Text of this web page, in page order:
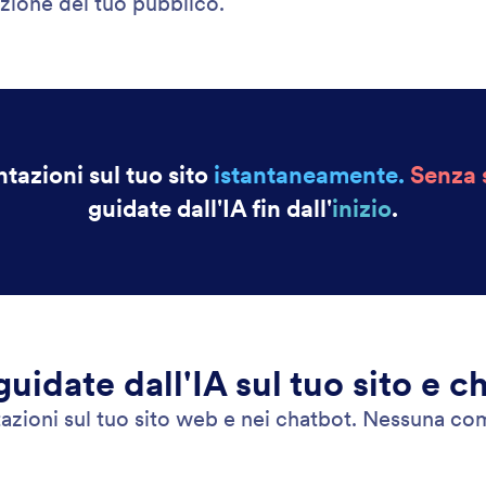
sul tuo sito istantaneamente. Senza
guidate dall'IA fin dall'inizio.
dall'IA sul tuo sito e
sul tuo sito web e nei chatbot. Nessuna